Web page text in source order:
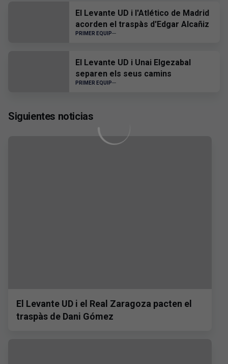
El Levante UD i l'Atlético de Madrid
acorden el traspàs d'Edgar Alcañiz
PRIMER EQUIP
El Levante UD i Unai Elgezabal
separen els seus camins
PRIMER EQUIP
Siguientes noticias
El Levante UD i el Real Zaragoza pacten el
traspàs de Dani Gómez